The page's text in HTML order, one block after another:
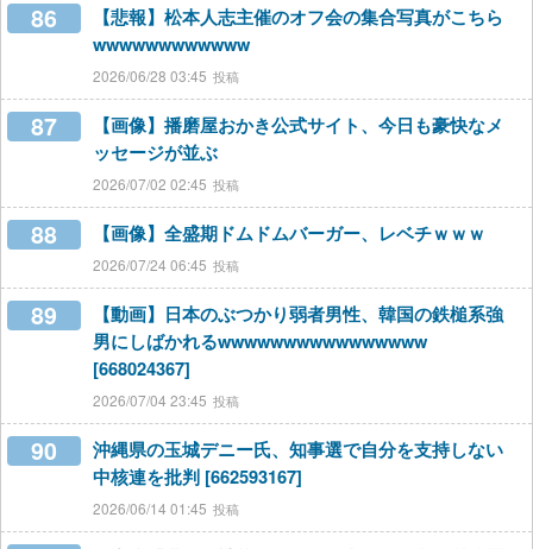
86
【悲報】松本人志主催のオフ会の集合写真がこちら
wwwwwwwwwwww
2026/06/28 03:45
87
【画像】播磨屋おかき公式サイト、今日も豪快なメ
ッセージが並ぶ
2026/07/02 02:45
88 【画像】全盛期ドムドムバーガー、レベチｗｗｗ
2026/07/24 06:45
89
【動画】日本のぶつかり弱者男性、韓国の鉄槌系強
男にしばかれるwwwwwwwwwwwwwwww
[668024367]
2026/07/04 23:45
90
沖縄県の玉城デニー氏、知事選で自分を支持しない
中核連を批判 [662593167]
2026/06/14 01:45